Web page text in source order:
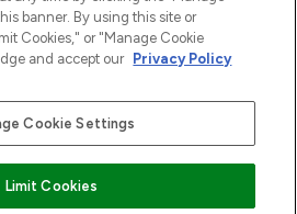
pomocą
banner. By using this site or
Cookies," or "Manage Cookie
and accept our Privacy Policy
Cookie Settings
Limit Cookies